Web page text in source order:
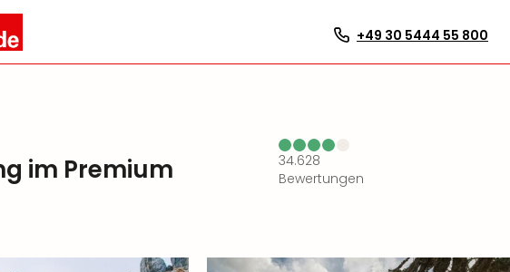
+49 30 5444 55 800
im Premium
34.628
Bewertungen